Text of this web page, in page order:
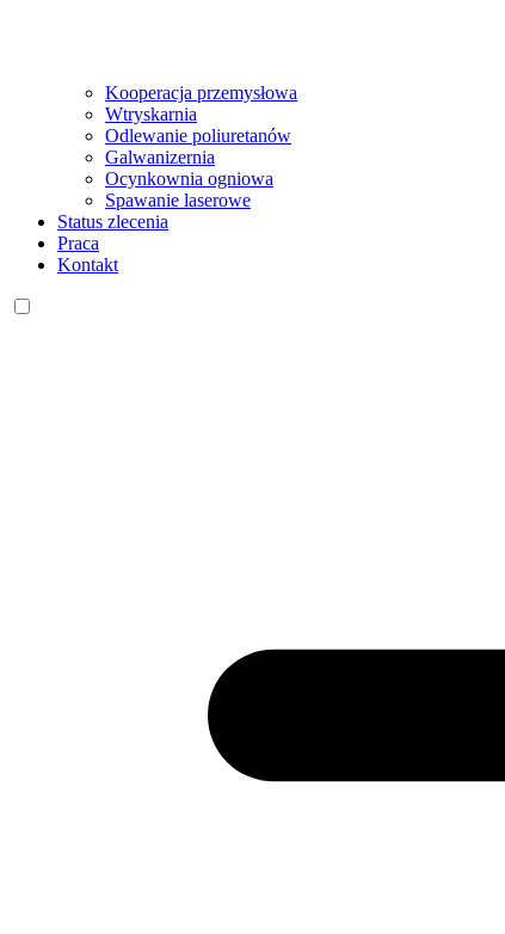
Kooperacja przemysłowa
Wtryskarnia
Odlewanie poliuretanów
Galwanizernia
Ocynkownia ogniowa
Spawanie laserowe
Status zlecenia
Praca
Kontakt